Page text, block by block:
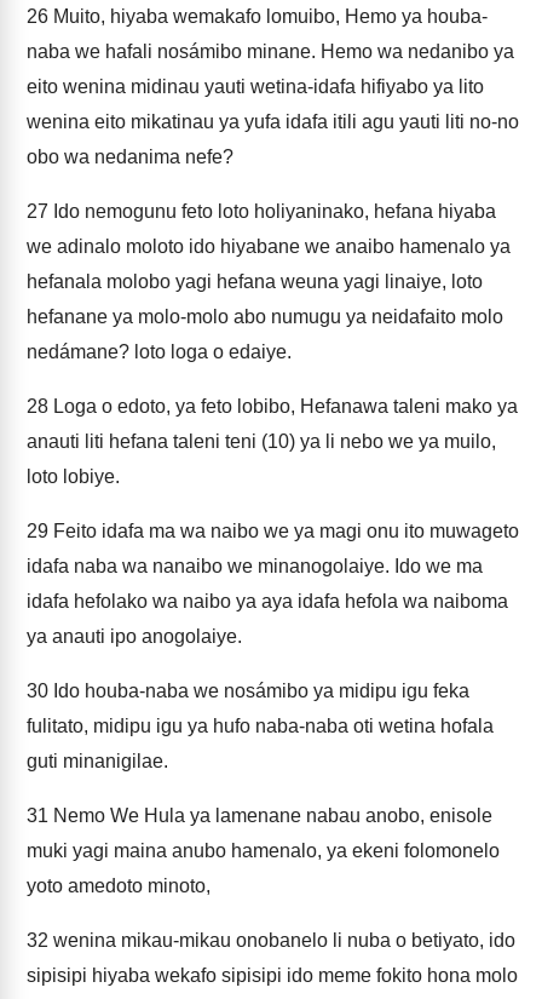
26 Muito, hiyaba wemakafo lomuibo, Hemo ya houba-
naba we hafali nosámibo minane. Hemo wa nedanibo ya
eito wenina midinau yauti wetina-idafa hifiyabo ya lito
wenina eito mikatinau ya yufa idafa itili agu yauti liti no-no
obo wa nedanima nefe?
27 Ido nemogunu feto loto holiyaninako, hefana hiyaba
we adinalo moloto ido hiyabane we anaibo hamenalo ya
hefanala molobo yagi hefana weuna yagi linaiye, loto
hefanane ya molo-molo abo numugu ya neidafaito molo
nedámane? loto loga o edaiye.
28 Loga o edoto, ya feto lobibo, Hefanawa taleni mako ya
anauti liti hefana taleni teni (10) ya li nebo we ya muilo,
loto lobiye.
29 Feito idafa ma wa naibo we ya magi onu ito muwageto
idafa naba wa nanaibo we minanogolaiye. Ido we ma
idafa hefolako wa naibo ya aya idafa hefola wa naiboma
ya anauti ipo anogolaiye.
30 Ido houba-naba we nosámibo ya midipu igu feka
fulitato, midipu igu ya hufo naba-naba oti wetina hofala
guti minanigilae.
31 Nemo We Hula ya lamenane nabau anobo, enisole
muki yagi maina anubo hamenalo, ya ekeni folomonelo
yoto amedoto minoto,
32 wenina mikau-mikau onobanelo li nuba o betiyato, ido
sipisipi hiyaba wekafo sipisipi ido meme fokito hona molo